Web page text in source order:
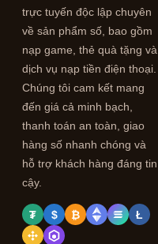
trực tuyến độc lập chuyên
về sản phẩm số, bao gồm
nạp game, thẻ quà tặng và
dịch vụ nạp tiền điện thoại.
Chúng tôi cam kết mang
đến giá cả minh bạch,
thanh toán an toàn, giao
hàng số nhanh chóng và
hỗ trợ khách hàng đáng tin
cậy.
₮ $ ₿ Ł